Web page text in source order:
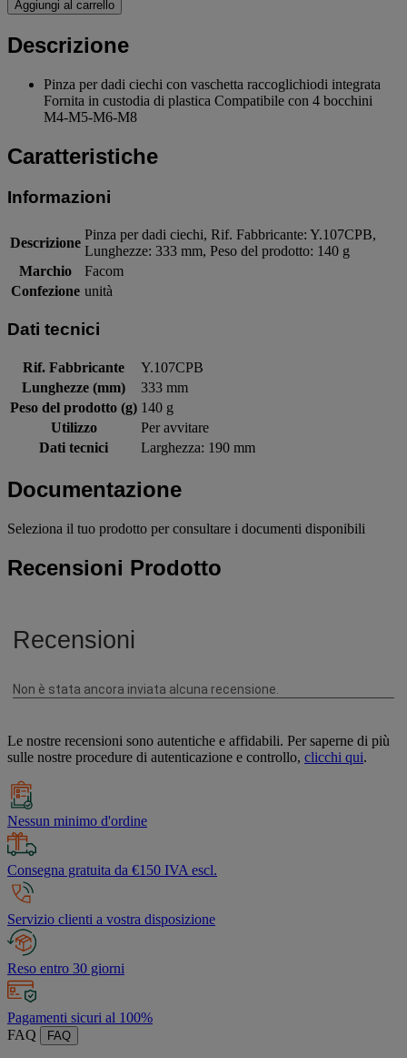
Aggiungi al carrello
Descrizione
Pinza per dadi ciechi con vaschetta raccoglichiodi integrata
Fornita in custodia di plastica Compatibile con 4 bocchini
M4-M5-M6-M8
Caratteristiche
Informazioni
Descrizione
Pinza per dadi ciechi, Rif. Fabbricante: Y.107CPB,
Lunghezze: 333 mm, Peso del prodotto: 140 g
Marchio
Facom
Confezione unità
Dati tecnici
Rif. Fabbricante
Y.107CPB
Lunghezze (mm)
333 mm
Peso del prodotto (g) 140 g
Utilizzo
Per avvitare
Dati tecnici
Larghezza: 190 mm
Documentazione
Seleziona il tuo prodotto per consultare i documenti disponibili
Recensioni Prodotto
Le nostre recensioni sono autentiche e affidabili. Per saperne di più
sulle nostre procedure di autenticazione e controllo, clicchi qui.
Nessun minimo d'ordine
Consegna gratuita da €150 IVA escl.
Servizio clienti a vostra disposizione
Reso entro 30 giorni
Pagamenti sicuri al 100%
FAQ
FAQ